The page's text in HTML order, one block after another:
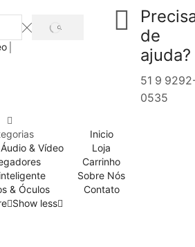
de
ajuda?
51 9
0535
& Vídeo
& Óculos
Show less
Inicio
Loja
Carrinho
Sobre Nós
Contato